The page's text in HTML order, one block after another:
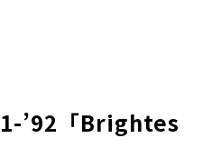
’92「Brightes